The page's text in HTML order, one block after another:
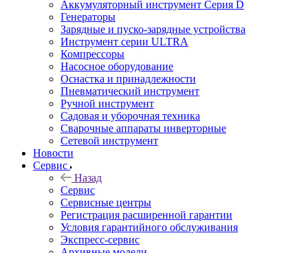
Аккумуляторный инструмент Серия D
Генераторы
Зарядные и пуско-зарядные устройства
Инструмент серии ULTRA
Компрессоры
Насосное оборудование
Оснастка и принадлежности
Пневматический инструмент
Ручной инструмент
Садовая и уборочная техника
Сварочные аппараты инверторные
Сетевой инструмент
Новости
Сервис
Назад
Сервис
Сервисные центры
Регистрация расширенной гарантии
Условия гарантийного обслуживания
Экспресс-сервис